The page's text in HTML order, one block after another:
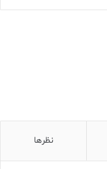
نظرها